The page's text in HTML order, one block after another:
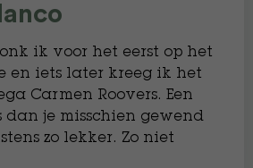
ik voor het eerst op het
en iets later kreeg ik het
Carmen Roovers. Een
je misschien gewend
zo lekker. Zo niet